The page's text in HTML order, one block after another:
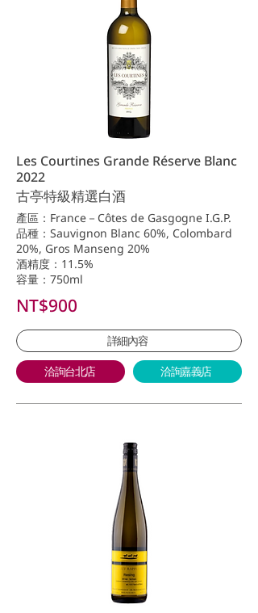
Les Courtines Grande Réserve Blanc
2022
古亭特級精選白酒
產區：France－Côtes de Gasgogne I.G.P.
品種：Sauvignon Blanc 60%, Colombard
20%, Gros Manseng 20%
酒精度：11.5%
容量：750ml
NT$900
詳細內容
洽詢台北店 洽詢嘉義店